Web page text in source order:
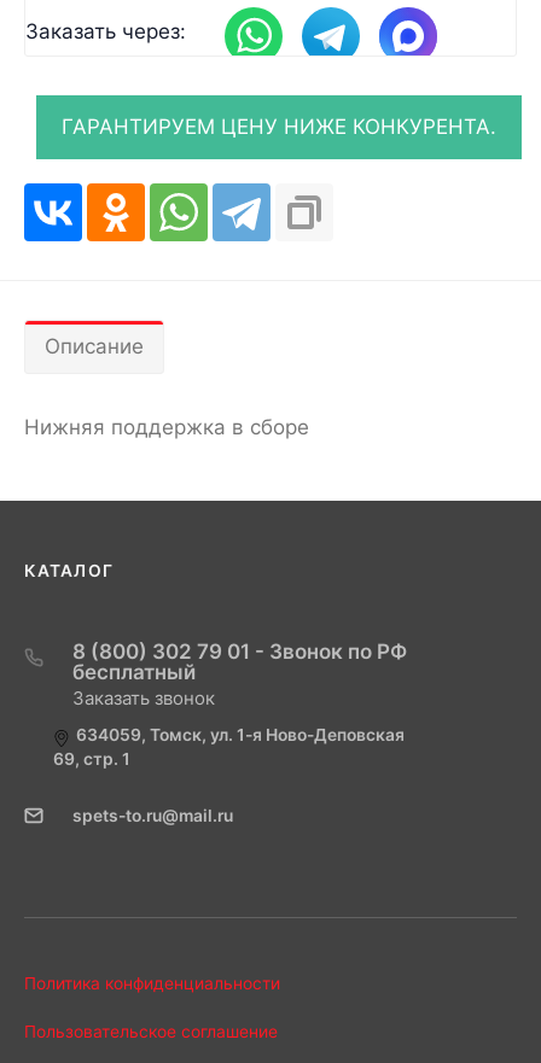
Заказать через:
Описание
Нижняя поддержка в сборе
КАТАЛОГ
8 (800) 302 79 01 - Звонок по РФ
бесплатный
Заказать звонок
634059, Томск, ул. 1-я Ново-Деповская
69, стр. 1
spets-to.ru@mail.ru
Политика конфиденциальности
Пользовательское соглашение